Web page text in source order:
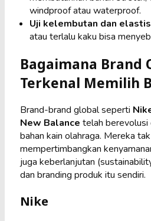
windproof atau waterproof.
Uji kelembutan dan
atau terlalu kaku bisa
Bagaimana Brand
Terkenal Memilih
Brand-brand global seperti
New Balance telah berevolusi
bahan kain olahraga. Mereka
mempertimbangkan
juga keberlanjutan
dan branding produk itu sendiri.
Nike